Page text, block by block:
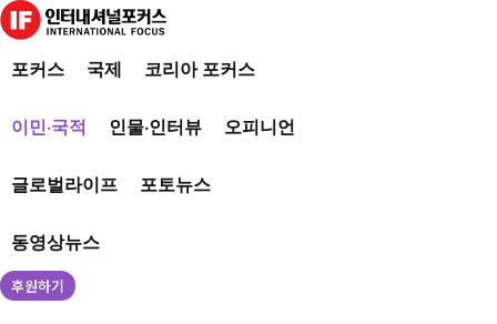
포커스 국제 코리아 포커스
이민·국적 인물·인터뷰 오피니언
글로벌라이프 포토뉴스
동영상뉴스
후원하기